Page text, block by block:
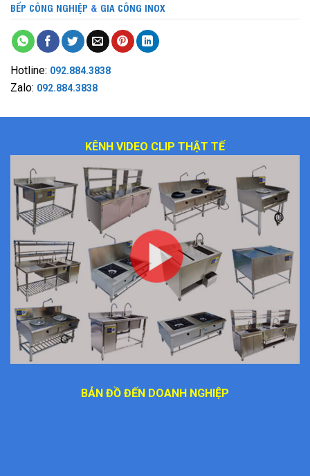
BẾP CÔNG NGHIỆP & GIA CÔNG INOX
Hotline: 092.884.3838
Zalo: 092.884.3838
KÊNH VIDEO CLIP THẬT TẾ
BẢN ĐỒ ĐẾN DOANH NGHIỆP